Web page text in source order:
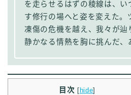
を走らせるはずの稜線は、い
す修行の場へと姿を変えた。
凍傷の危機を越え、我々が辿
静かなる情熱を胸に挑んだ、
目次 [ hide]